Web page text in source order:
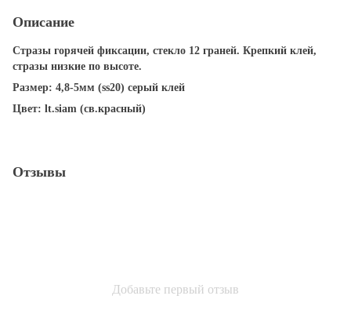
Описание
Стразы горячей фиксации, стекло 12 граней. Крепкий клей,
стразы низкие по высоте.
Размер: 4,8-5мм (ss20) серый клей
Цвет: lt.siam (св.красный)
Отзывы
Добавьте первый отзыв